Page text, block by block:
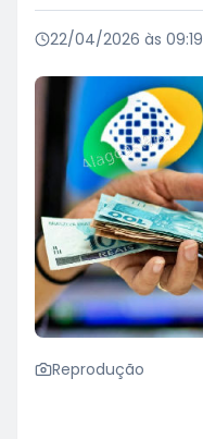
22/04/2026 às 09:19
Reprodução